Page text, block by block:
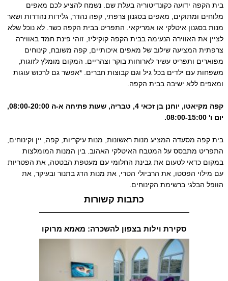
בית הקפה ידועה כקונדיטוריה בעלת שם. נשמח להציע לכם מאפים
מלוחים ומתוקים, מאפים בסגנון צרפתי, קפה נהדר, גלידות נהדרות ושאר
מנות בסגנון איטלקי או אמריקאי. התפריט בבית הקפה כשר. לא נוכל שלא
לציין את האווירה הנעימה בבית הקפה קוקיליז, זוהי פינת חמד באווירה
צרפתית המציעה שילוב של מאפים איכותיים, קפה משובח, קינוחים
מפוארים ותפריט עשיר לארוחות בוקר וצהריים. המקום מומלץ לזוגות,
משפחות עם ילדים בכל גיל וגם קבוצות חברים. *אפשר גם לרכוש עוגות
ומאפים ללא ישיבה בבית הקפה.
קפה מקיאטו, יוחנן בן זכאי 4, טבריה, שעות פתיחה א-ה 08:00-20:00,
יום ו' 08:00-15:00.
בית קפה מסעדה המציע מנות ראשונות, מנות עיקריות, קפה, יין וקינוחים,
התפריט מתבסס על המטבח האיטלקי האהוב. בין המנות המומלצות
במקום כדאי לטעום את גבינת החלומי עם מעטפת הבטטה, את הפטריות
עם מילוי הפסטו, את הרביולי הטרי, את מנות הדג בתנור ובעיקר, את
הוופל הבלגי ברשימת הקינוחים.
כתבות קשורות
סקירת וילות בצפון להשכרה: מאמא מרוקו